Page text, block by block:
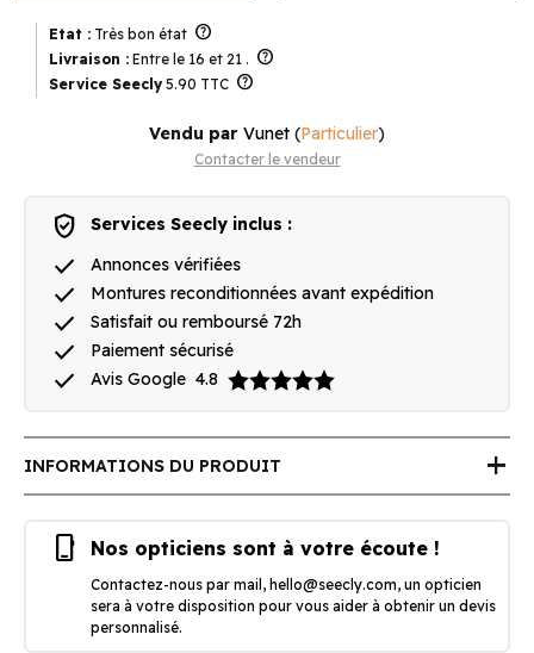
Etat : Très bon état help
Livraison : Entre le 16 et 21 . help
Service Seecly 5.90 TTC help
Vendu par Vunet (Particulier)
Contacter le vendeur
verified_user Services Seecly inclus :
done Annonces vérifiées
done Montures reconditionnées avant expédition
done Satisfait ou remboursé 72h
done Paiement sécurisé
done Avis Google 4.8
INFORMATIONS DU PRODUIT add
phone_iphone Nos opticiens sont à votre écoute !
Contactez-nous par mail, hello@seecly.com, un opticien
sera à votre disposition pour vous aider à obtenir un devis
personnalisé.